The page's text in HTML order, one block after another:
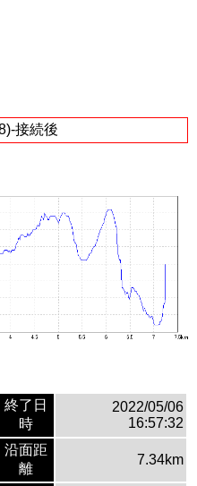
接続後
終了日
時
2022/05/06
16:57:32
沿面距
離
7.34km